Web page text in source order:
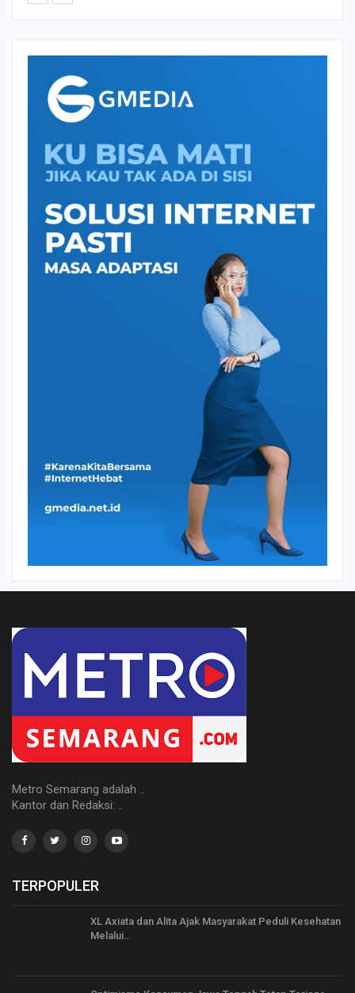
Metro Semarang adalah ..
Kantor dan Redaksi: ..
TERPOPULER
XL Axiata dan Alita Ajak Masyarakat Peduli Kesehatan
Melalui…